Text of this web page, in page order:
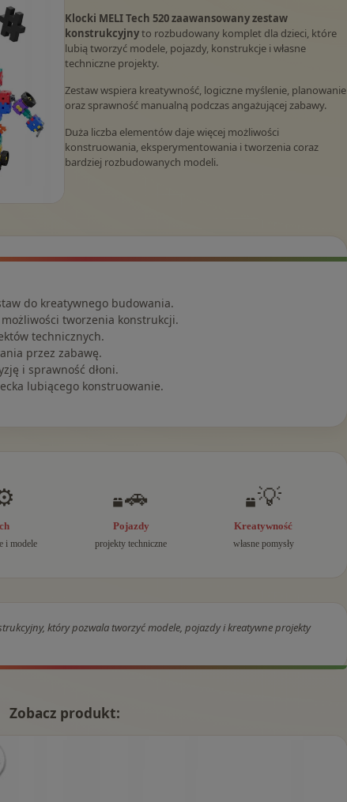
Klocki MELI Tech 520 zaawansowany zestaw
konstrukcyjnyto rozbudowany komplet dla dzieci, które
lubią tworzyć modele, pojazdy, konstrukcje i własne
techniczne projekty.
Zestaw wspiera kreatywność, logiczne myślenie, planowanie
oraz sprawność manualną podczas angażującej zabawy.
Duża liczba elementów daje więcej możliwości
konstruowania, eksperymentowania i tworzenia coraz
bardziej rozbudowanych modeli.
do kreatywnego budowania.
tworzenia konstrukcji.
technicznych.
przez zabawę.
i sprawność dłoni.
lubiącego konstruowanie.
i modele
🚗
Pojazdy
projekty techniczne
💡
Kreatywność
własne pomysły
który pozwala tworzyć modele, pojazdy i kreatywne projekty
Zobacz produkt: